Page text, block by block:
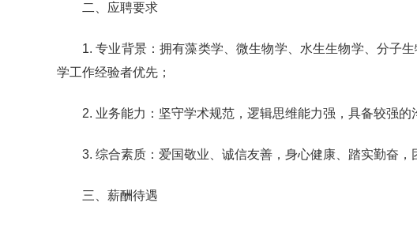
二、应聘要求
1. 专业背景：拥有藻类学、微生物学、水生生物学、分子
学工作经验者优先；
2. 业务能力：坚守学术规范，逻辑思维能力强，具备较强的
3. 综合素质：爱国敬业、诚信友善，身心健康、踏实勤奋，
三、薪酬待遇